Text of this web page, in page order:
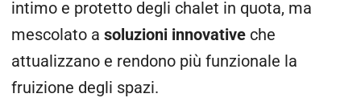
intimo e protetto degli chalet in quota, ma
mescolato a soluzioni innovative che
attualizzano e rendono più funzionale la
fruizione degli spazi.